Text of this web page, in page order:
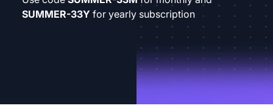
SUMMER-33Y for yearly subscription